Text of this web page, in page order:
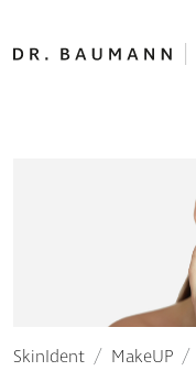
SkinIdent MakeUP